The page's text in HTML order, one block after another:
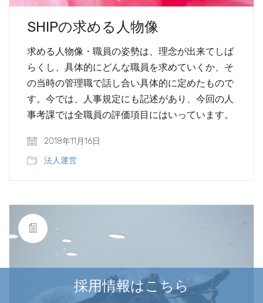
SHIPの求める人物像
求める人物像・職員の姿勢は、理念が出来てしば
らくし、具体的にどんな職員を求めていくか、そ
の当時の管理職で話し合い具体的に定めたもので
す。今では、人事規定にも記述があり、今回の人
事考課では全職員の評価項目にはいっています。
2018年11月16日
法人運営
採用情報はこちら